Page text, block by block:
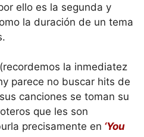
ello es la segunda y
la duración de un tema
la inmediatez
parece no buscar hits de
canciones se toman su
que les son
precisamente en ‘You